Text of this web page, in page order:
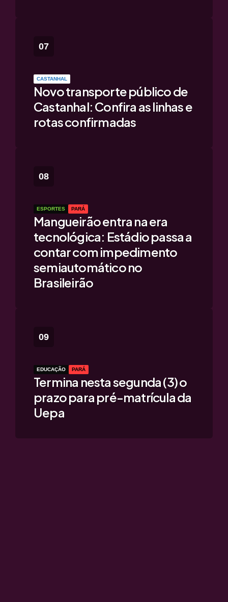
CASTANHAL
Novo transporte público de
Castanhal: Confira as linhas e
rotas confirmadas
ESPORTES PARÁ
Mangueirão entra na era
tecnológica: Estádio passa a
contar com impedimento
semiautomático no
Brasileirão
EDUCAÇÃO PARÁ
Termina nesta segunda (3) o
prazo para pré-matrícula da
Uepa